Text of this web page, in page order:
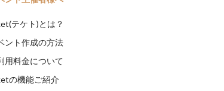
テケト)とは？
ント作成の方法
用料金について
の機能ご紹介